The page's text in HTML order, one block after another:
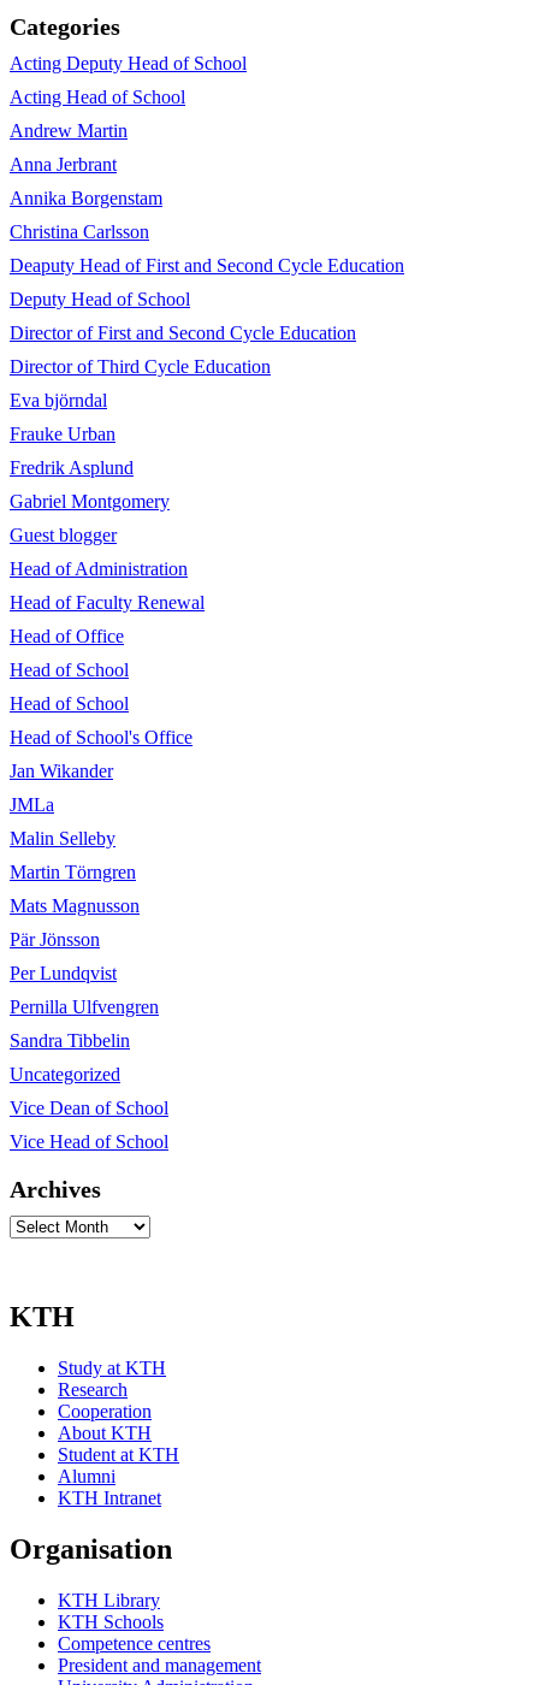
Categories
Acting Deputy Head of School
Acting Head of School
Andrew Martin
Anna Jerbrant
Annika Borgenstam
Christina Carlsson
Deaputy Head of First and Second Cycle Education
Deputy Head of School
Director of First and Second Cycle Education
Director of Third Cycle Education
Eva björndal
Frauke Urban
Fredrik Asplund
Gabriel Montgomery
Guest blogger
Head of Administration
Head of Faculty Renewal
Head of Office
Head of School
Head of School
Head of School's Office
Jan Wikander
JMLa
Malin Selleby
Martin Törngren
Mats Magnusson
Pär Jönsson
Per Lundqvist
Pernilla Ulfvengren
Sandra Tibbelin
Uncategorized
Vice Dean of School
Vice Head of School
Archives
Archives
KTH
Study at KTH
Research
Cooperation
About KTH
Student at KTH
Alumni
KTH Intranet
Organisation
KTH Library
KTH Schools
Competence centres
President and management